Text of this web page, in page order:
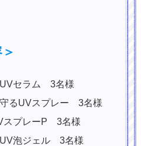
セラム 3名様
るUVスプレー 3名様
スプレーP 3名様
泡ジェル 3名様